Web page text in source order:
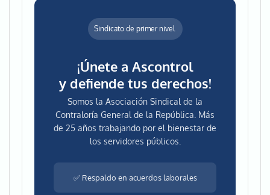
Sindicato de primer nivel
¡Únete a Ascontrol
y defiende tus derechos!
Somos la Asociación Sindical de la
Contraloría General de la República. Más
de 25 años trabajando por el bienestar de
los servidores públicos.
✅ Respaldo en acuerdos laborales